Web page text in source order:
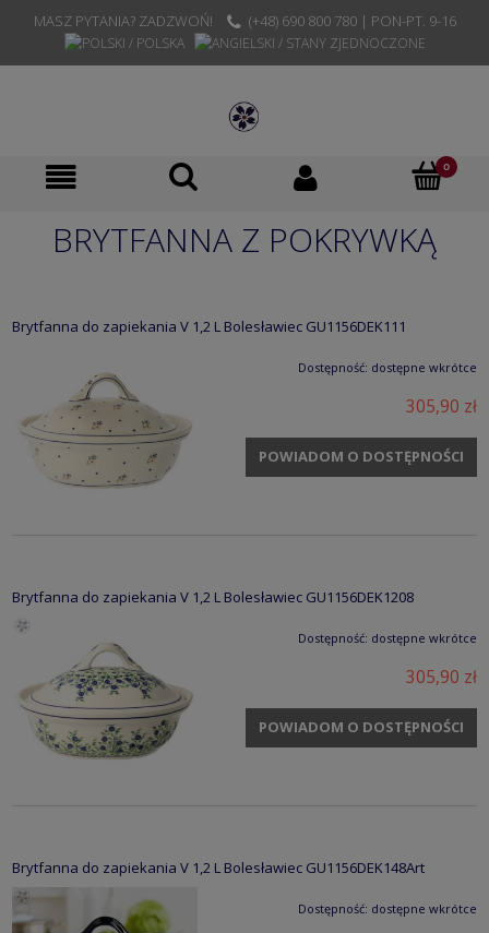
MASZ PYTANIA? ZADZWOŃ! (+48) 690 800 780 | PON-PT. 9-16
BRYTFANNA Z POKRYWKĄ
Brytfanna do zapiekania V 1,2 L Bolesławiec GU1156DEK111
Dostępność: dostępne wkrótce
305,90 zł
POWIADOM O DOSTĘPNOŚCI
Brytfanna do zapiekania V 1,2 L Bolesławiec GU1156DEK1208
Dostępność: dostępne wkrótce
305,90 zł
POWIADOM O DOSTĘPNOŚCI
Brytfanna do zapiekania V 1,2 L Bolesławiec GU1156DEK148Art
Dostępność: dostępne wkrótce